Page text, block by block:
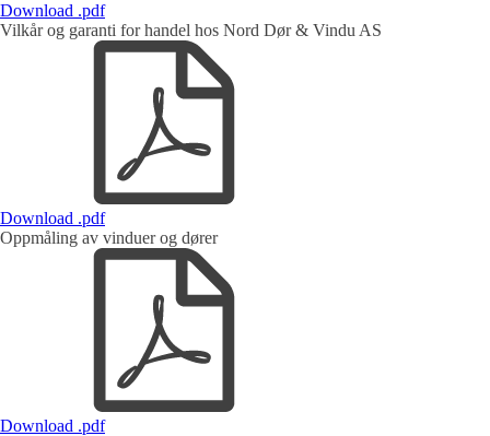
Download .pdf
Vilkår og garanti for handel hos Nord Dør & Vindu AS
Download .pdf
Oppmåling av vinduer og dører
Download .pdf